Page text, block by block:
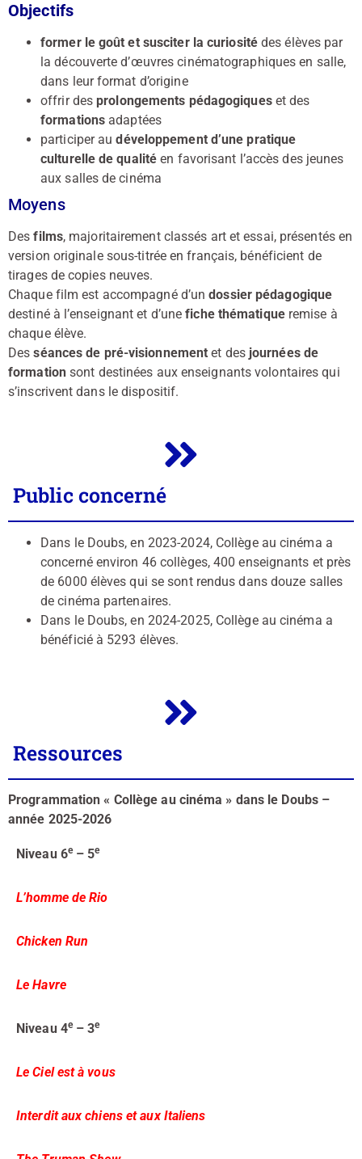
Objectifs
former le goût et susciter la curiositédes élèves par
la découverte d’œuvres cinématographiques en salle,
dans leur format d’origine
offrir desprolongements pédagogiqueset des
formations adaptées
participer audéveloppement d’une pratique
culturelle de qualitéen favorisant l’accès des jeunes
aux salles de cinéma
Moyens
Desfilms, majoritairement classés art et essai, présentés en
version originale sous-titrée en français, bénéficient de
tirages de copies neuves.
Chaque film est accompagné d’undossier pédagogique
destiné à l’enseignant et d’unefiche thématiqueremise à
chaque élève.
Desséances de pré-visionnement et desjournées de
formationsont destinées aux enseignants volontaires qui
s’inscrivent dans le dispositif.
Public concerné
Dans le Doubs, en 2023-2024, Collège au cinéma a
concerné environ 46 collèges, 400 enseignants et près
de 6000 élèves qui se sont rendus dans douze salles
de cinéma partenaires.
Dans le Doubs, en 2024-2025, Collège au cinéma a
bénéficié à 5293 élèves.
Ressources
Programmation « Collège au cinéma » dans le Doubs –
année 2025-2026
Niveau 6e– 5e
L’homme de Rio
Chicken Run
Le Havre
Niveau 4e– 3e
Le Ciel est à vous
Interdit aux chiens et aux Italiens